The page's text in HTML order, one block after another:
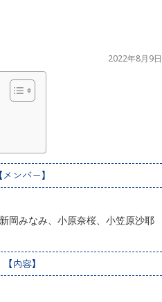
2022年8月9日
【メンバー】
岡みなみ、小原奈桜、小笠原沙耶
【内容】